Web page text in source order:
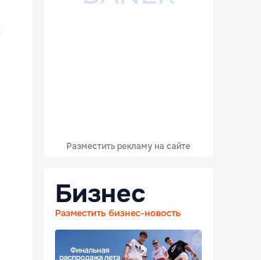
Разместить рекламу на сайте
Бизнес
Разместить бизнес-новость